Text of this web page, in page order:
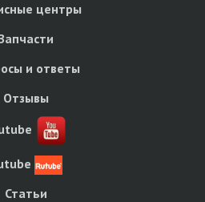
центры
и ответы
Отзывы
Статьи